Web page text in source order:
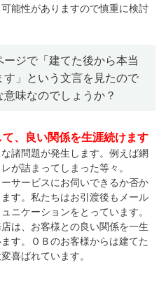
能性がありますので慎重に検討
ジで「建てた後から本当
」という文言を見たので
味なのでしょうか？
、良い関係を生涯続けます
諸問題が発生します。例えば網
が詰まってしまった等々。
サービスにお伺いできるか否か
す。私たちはお引渡後もメール
ニケーションをとっています。
は、お客様との良い関係を一生
す。ＯＢのお客様からは建てた
喜ばれています。